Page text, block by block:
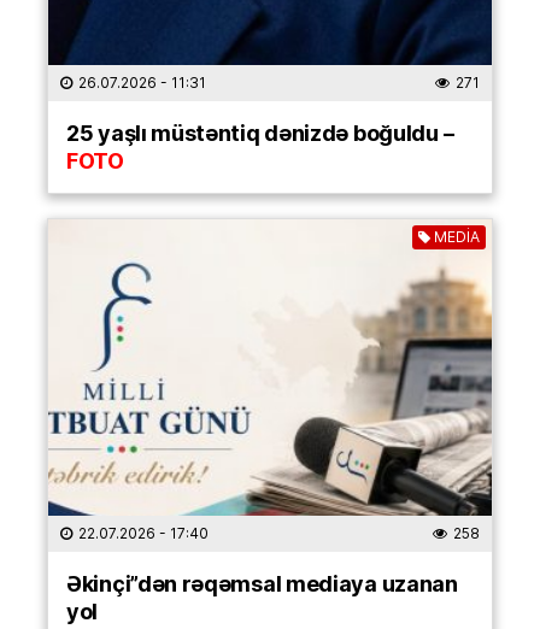
26.07.2026 - 11:31 271
25 yaşlı müstəntiq dənizdə boğuldu –
FOTO
MEDİA
22.07.2026 - 17:40 258
Əkinçi”dən rəqəmsal mediaya uzanan
yol